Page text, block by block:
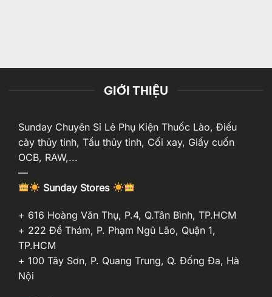
GIỚI THIỆU
Sunday Chuyên Sỉ Lẻ Phụ Kiện Thuốc Lào, Điếu
cày thủy tinh, Tẩu thủy tinh, Cối xay, Giấy cuốn
OCB, RAW,...
—
Sunday Stores
+ 616 Hoàng Văn Thụ, P.4, Q.Tân Bình, TP.HCM
+ 222 Đề Thám, P. Phạm Ngũ Lão, Quận 1,
TP.HCM
+ 100 Tây Sơn, P. Quang Trung, Q. Đống Đa, Hà
Nội